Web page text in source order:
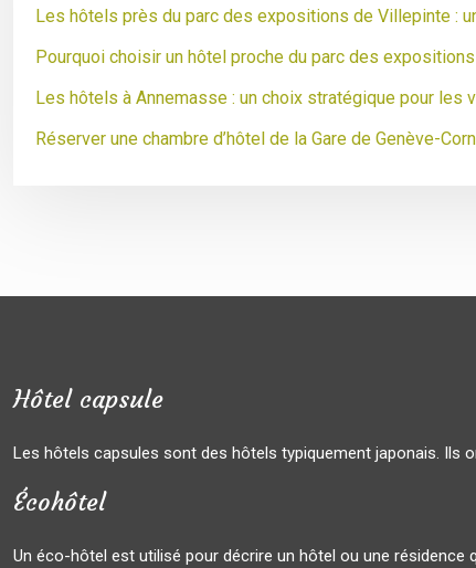
Les hôtels près du parc des expositions de Villepinte :
Pourquoi choisir un hôtel proche du parc des
Les hôtels à Annemasse : un choix stratégique pour les
Réserver une chambre d’hôtel de la Gare de Genève-
Hôtel capsule
Les hôtels capsules sont des hôtels typiquement japonais. Ils
Écohôtel
Un éco-hôtel est utilisé pour décrire un hôtel ou une